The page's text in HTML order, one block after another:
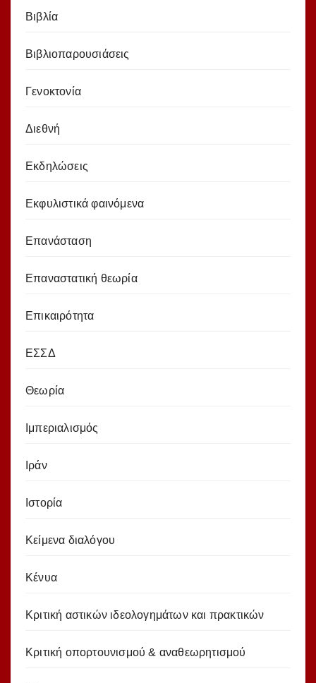
Βιβλία
Βιβλιοπαρουσιάσεις
Γενοκτονία
Διεθνή
Εκδηλώσεις
Εκφυλιστικά φαινόμενα
Επανάσταση
Επαναστατική θεωρία
Επικαιρότητα
ΕΣΣΔ
Θεωρία
Ιμπεριαλισμός
Ιράν
Ιστορία
Κείμενα διαλόγου
Κένυα
Κριτική αστικών ιδεολογημάτων και πρακτικών
Κριτική οπορτουνισμού & αναθεωρητισμού